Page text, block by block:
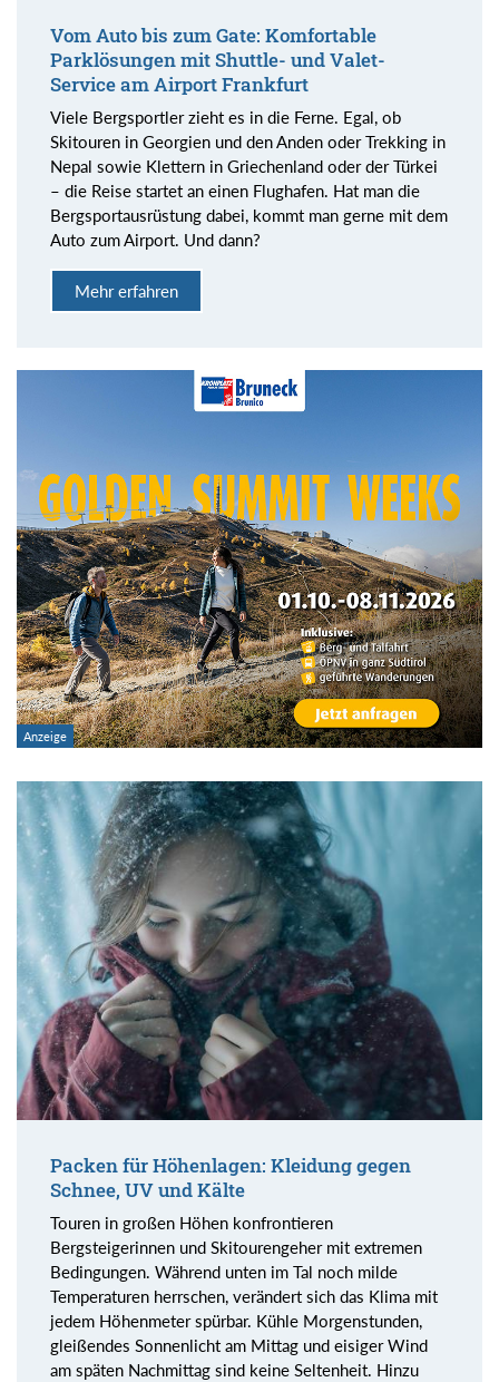
Vom Auto bis zum Gate: Komfortable
Parklösungen mit Shuttle- und Valet-
Service am Airport Frankfurt
Viele Bergsportler zieht es in die Ferne. Egal, ob
Skitouren in Georgien und den Anden oder Trekking in
Nepal sowie Klettern in Griechenland oder der Türkei
– die Reise startet an einen Flughafen. Hat man die
Bergsportausrüstung dabei, kommt man gerne mit dem
Auto zum Airport. Und dann?
Mehr erfahren
Packen für Höhenlagen: Kleidung gegen
Schnee, UV und Kälte
Touren in großen Höhen konfrontieren
Bergsteigerinnen und Skitourengeher mit extremen
Bedingungen. Während unten im Tal noch milde
Temperaturen herrschen, verändert sich das Klima mit
jedem Höhenmeter spürbar. Kühle Morgenstunden,
gleißendes Sonnenlicht am Mittag und eisiger Wind
am späten Nachmittag sind keine Seltenheit. Hinzu